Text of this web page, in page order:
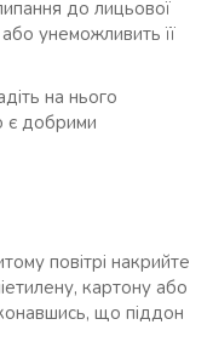
до лицьової
унеможливить її
на нього
є добрими
повітрі накрийте
картону або
що піддон